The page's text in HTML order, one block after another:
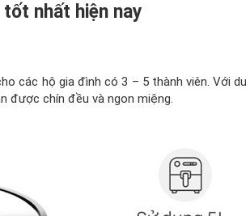
tốt nhất hiện nay
các hộ gia đình có 3 – 5 thành viên. Với
được chín đều và ngon miệng.